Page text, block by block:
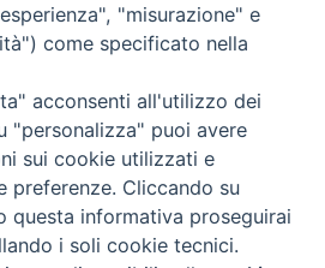
& Vita - C.F96600690588- Tutti i
-Privacy- Credits
"misurazione" e
come specificato nella
acconsenti all'utilizzo dei
"personalizza" puoi avere
sui cookie utilizzati e
preferenze. Cliccando su
questa informativa proseguirai
i soli cookie tecnici.